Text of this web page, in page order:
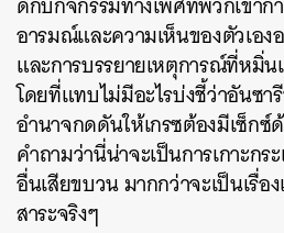
อารมณ์และความเห็นของตัวเอง
และการบรรยายเหตุการณ์ที่หมิ่น
โดยที่แทบไม่มีอะไรบ่งชี้ว่าอันซา
อำนาจกดดันให้เกรซต้องมีเซ็ก
คำถามว่านี่น่าจะเป็นการเกาะก
อื่นเสียขบวน มากกว่าจะเป็นเรื่อ
สาระจริงๆ